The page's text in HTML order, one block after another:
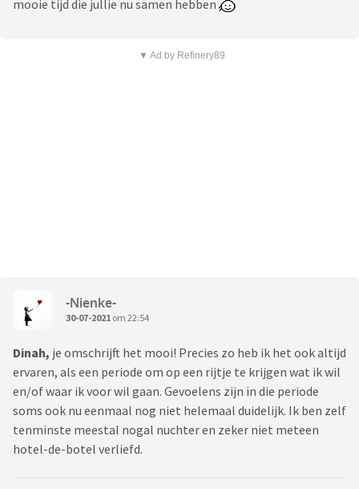
mooie tijd die jullie nu samen hebben
▼ Ad by Refinery89
-Nienke-
30-07-2021 om 22:54
Dinah, je omschrijft het mooi! Precies zo heb ik het ook altijd
ervaren, als een periode om op een rijtje te krijgen wat ik wil
en/of waar ik voor wil gaan. Gevoelens zijn in die periode
soms ook nu eenmaal nog niet helemaal duidelijk. Ik ben zelf
tenminste meestal nogal nuchter en zeker niet meteen
hotel-de-botel verliefd.